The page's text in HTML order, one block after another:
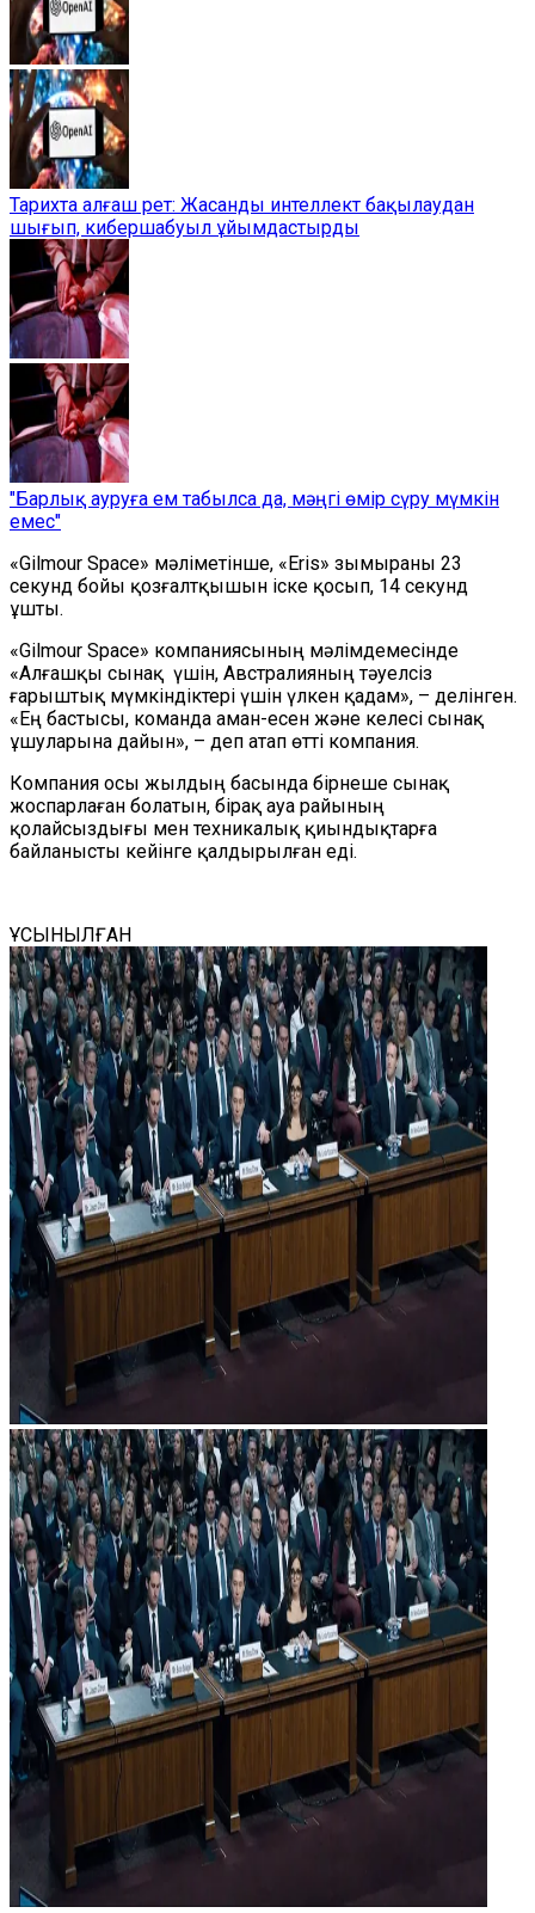
Тарихта алғаш рет: Жасанды интеллект бақылаудан
шығып, кибершабуыл ұйымдастырды
"Барлық ауруға ем табылса да, мәңгі өмір сүру мүмкін
емес"
«Gilmour Space» мәліметінше, «Eris» зымыраны 23
секунд бойы қозғалтқышын іске қосып, 14 секунд
ұшты.
«Gilmour Space» компаниясының мәлімдемесінде
«Алғашқы сынақ үшін, Австралияның тәуелсіз
ғарыштық мүмкіндіктері үшін үлкен қадам», – делінген.
«Ең бастысы, команда аман-есен және келесі сынақ
ұшуларына дайын», – деп атап өтті компания.
Компания осы жылдың басында бірнеше сынақ
жоспарлаған болатын, бірақ ауа райының
қолайсыздығы мен техникалық қиындықтарға
байланысты кейінге қалдырылған еді.
ҰСЫНЫЛҒАН